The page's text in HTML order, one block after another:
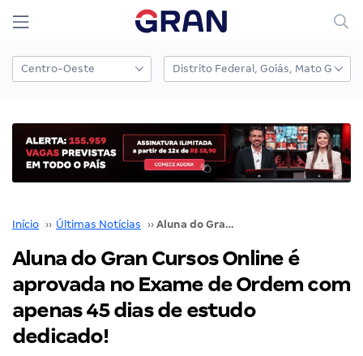
Início ›› Últimas Notícias ›› Aluna do Gran Cursos Online é aprovada no Exame de Ordem com apenas 45 dias de estudo dedicado!
Aluna do Gran Cursos Online é
aprovada no Exame de Ordem com
apenas 45 dias de estudo
dedicado!